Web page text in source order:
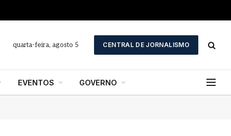
quarta-feira, agosto 5 CENTRAL DE JORNALISMO
EVENTOS GOVERNO